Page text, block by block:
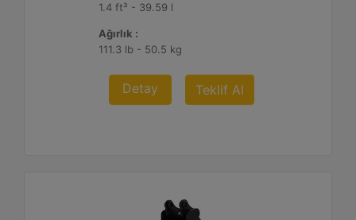
1.4 ft³ - 39.59 l
Ağırlık :
111.3 lb - 50.5 kg
Detay Teklif Al